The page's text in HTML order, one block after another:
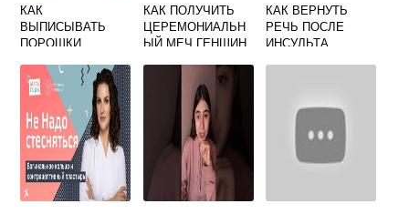
КАК
ВЫПИСЫВАТЬ
ПОРОШКИ
КАК ПОЛУЧИТЬ
ЦЕРЕМОНИАЛЬН
ЫЙ МЕЧ ГЕНШИН
КАК ВЕРНУТЬ
РЕЧЬ ПОСЛЕ
ИНСУЛЬТА